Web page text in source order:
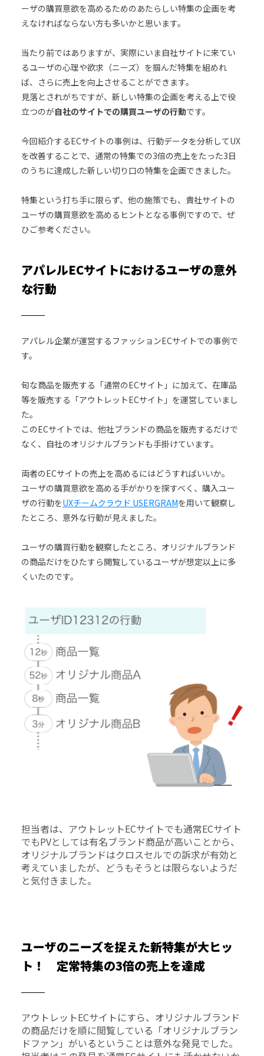
ーザの購買意欲を高めるためのあたらしい特集の企画を考
えなければならない方も多いかと思います。
当たり前ではありますが、実際にいま自社サイトに来てい
るユーザの心理や欲求（ニーズ）を掴んだ特集を組めれ
ば、さらに売上を向上させることができます。
見落とされがちですが、新しい特集の企画を考える上で役
立つのが自社のサイトでの購買ユーザの行動です。
今回紹介するECサイトの事例は、行動データを分析してUX
を改善することで、通常の特集での3倍の売上をたった3日
のうちに達成した新しい切り口の特集を企画できました。
特集という打ち手に限らず、他の施策でも、貴社サイトの
ユーザの購買意欲を高めるヒントとなる事例ですので、ぜ
ひご参考ください。
アパレルECサイトにおけるユーザの意外
な行動
アパレル企業が運営するファッションECサイトでの事例で
す。
旬な商品を販売する「通常のECサイト」に加えて、在庫品
等を販売する「アウトレットECサイト」を運営していまし
た。
このECサイトでは、他社ブランドの商品を販売するだけで
なく、自社のオリジナルブランドも手掛けています。
両者のECサイトの売上を高めるにはどうすればいいか。
ユーザの購買意欲を高める手がかりを探すべく、購入ユー
ザの行動をUXチームクラウド USERGRAMを用いて観察し
たところ、意外な行動が見えました。
ユーザの購買行動を観察したところ、オリジナルブランド
の商品だけをひたすら閲覧しているユーザが想定以上に多
くいたのです。
担当者は、アウトレットECサイトでも通常ECサイト
でもPVとしては有名ブランド商品が高いことから、
オリジナルブランドはクロスセルでの訴求が有効と
考えていましたが、どうもそうとは限らないようだ
と気付きました。
ユーザのニーズを捉えた新特集が大ヒッ
ト！ 定常特集の3倍の売上を達成
アウトレットECサイトにすら、オリジナルブランド
の商品だけを順に閲覧している「オリジナルブラン
ドファン」がいるということは意外な発見でした。